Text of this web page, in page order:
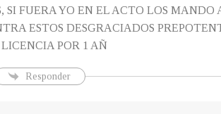
SI FUERA YO EN EL ACTO LOS
ESTOS DESGRACIADOS
POR 1 AÑ
Responder